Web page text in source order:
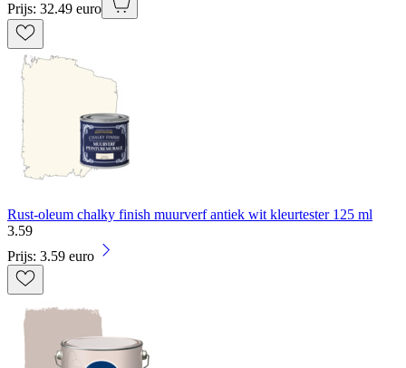
Prijs: 32.49 euro
Rust-oleum chalky finish muurverf antiek wit kleurtester 125 ml
3.59
Prijs: 3.59 euro